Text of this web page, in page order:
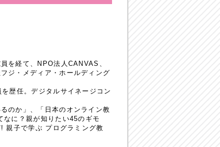
を経て、NPO法人CANVAS、
ジ・メディア・ホールディング
歴任。デジタルサイネージコン
のか」、「日本のオンライン教
に？親が知りたい45のギモ
親子で学ぶ プログラミング教